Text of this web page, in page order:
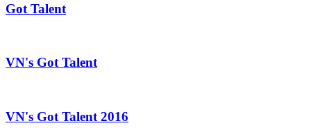
Got Talent
VN's Got Talent
VN's Got Talent 2016